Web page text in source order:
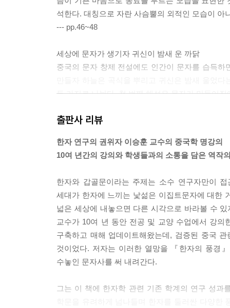
1장 권위적인 제국의 탄생
진나라의 탄생│진은 어떻게 제국이 되었나
2장 문서 행정을 통한 법치의 구현
3장 소전 ─ 제국 문자의 탄생
행정 문서 작성용 간체자│상급 관리의 우아한 서
활용하다
5장 예서에서 해서로 ─ 예술이 된 문자
예서의 대표 작품 ─ 을영비, 조전비, 석문송│해서
6장 돌과 바위에 새긴 문자
영원한 기억에 대한 욕망│사후 세계와 묘지명│돌
7장 죽간 ─ 대나무 조각에 쓴 문자
사막에 보존된 문자 기록│고묘에서 출토된 간독│
8장 책의 등장 ─ 생각의 방식을 바꾸다
편철 ─ 책의 집필 방식을 결정하다│양피지와 코덱
9장 백서 ─ 비단에 쓴 문자
비단에 쓴 문자│초증서│마왕퇴백서
종이의 사용│간독에서 종이로
석한다. 대칭으로 자란 사슴뿔의 외적인 모습이
--- pp.46~48
세상에 문자가 생기자 귀신이 밤새 운 까닭
중국의 문자 창제 전설에도 인간이 문자를 습득
두 가지로 나뉜다. 첫 번째 해석은 문자가 만들어
을 알고 슬피 울었다는 것이다. 두 번째 해석은 『
송곳과 칼을 날카롭게 연마하는 데 힘을 쏟게 되
받을까 두려워서 밤새 울었다.”
동요는 어린 남자 노예의 숨 가쁜 노동요였다
신(辛) 자는 원래 죄인의 살에 먹물로 글씨를 쓰
글자로 쓴다. 맵다는 것은 사실 혀로 느끼는 맛이
표현하는 데 가장 적합한 것이 아닐 수 없다. 동(
르는 노동요를 뜻했다. 어린이의 순수한 동심을
은 우리를 소름 끼치게 한다. 고대에는 형벌을 받
이것이 나중에는 정식 부인이 아닌 소실을 의미하
출판사 리뷰
한자 연구의 권위자 이승훈 교수의 중국학 명강의
10여 년간의 강의와 학생들과의 소통을 담은 역작
한자와 갑골문이라는 주제는 소수 연구자만이
세대가 한자에 느끼는 낯섦은 이집트문자에 대한
넓은 세상에 내놓으면 다른 시각으로 바라볼 수
교수가 10여 년 동안 전공 및 교양 수업에서 강
구축하고 매해 업데이트해왔는데, 검증된 중국
것이었다. 저자는 이러한 열망을 『한자의 풍경
수놓인 문자사를 써 내려간다.
그는 이 책에 한자학 관련 기존 학계의 연구 성과